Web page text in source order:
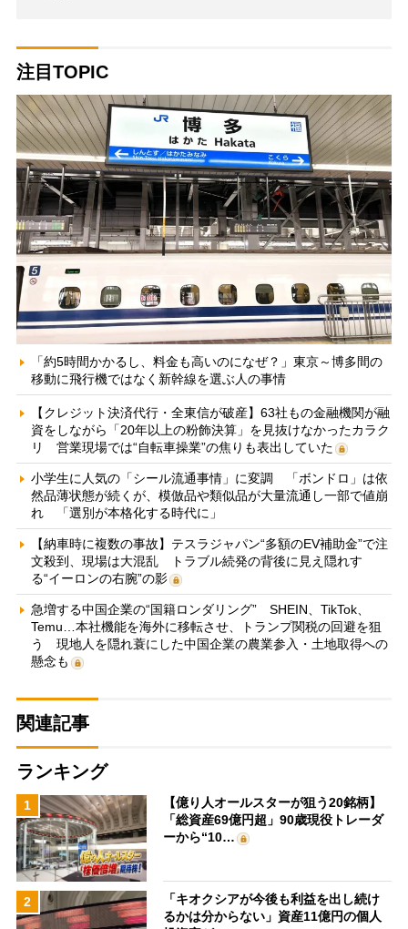
注目TOPIC
「約5時間かかるし、料金も高いのになぜ？」東京～博多間の
移動に飛行機ではなく新幹線を選ぶ人の事情
【クレジット決済代行・全東信が破産】63社もの金融機関が融
資をしながら「20年以上の粉飾決算」を見抜けなかったカラク
リ 営業現場では“自転車操業”の焦りも表出していた
小学生に人気の「シール流通事情」に変調 「ボンドロ」は依
然品薄状態が続くが、模倣品や類似品が大量流通し一部で値崩
れ 「選別が本格化する時代に」
【納車時に複数の事故】テスラジャパン“多額のEV補助金”で注
文殺到、現場は大混乱 トラブル続発の背後に見え隠れす
る“イーロンの右腕”の影
急増する中国企業の“国籍ロンダリング” SHEIN、TikTok、
Temu…本社機能を海外に移転させ、トランプ関税の回避を狙
う 現地人を隠れ蓑にした中国企業の農業参入・土地取得への
懸念も
関連記事
ランキング
1
【億り人オールスターが狙う20銘柄】
「総資産69億円超」90歳現役トレーダ
ーから“10…
2
「キオクシアが今後も利益を出し続け
るかは分からない」資産11億円の個人